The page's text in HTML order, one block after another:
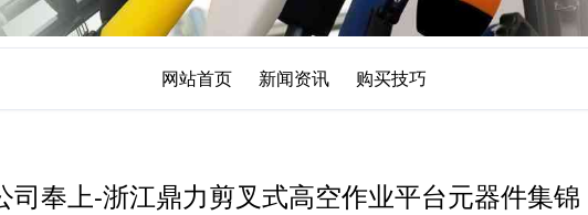
网站首页 新闻资讯 购买技巧
奉上-浙江鼎力剪叉式高空作业平台元器件集锦